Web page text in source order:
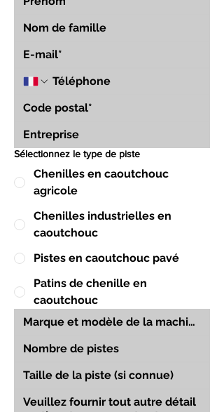
Sélectionnez le type de piste
Chenilles en caoutchouc
agricole
Chenilles industrielles en
caoutchouc
Pistes en caoutchouc pavé
Patins de chenille en
caoutchouc